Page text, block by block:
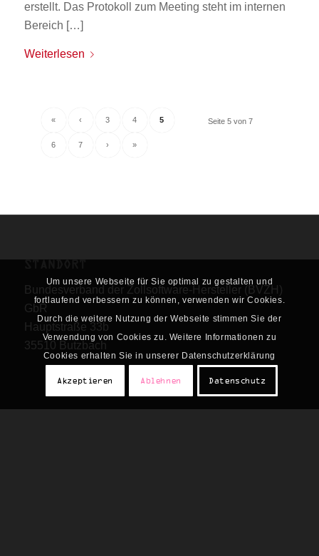
erstellt. Das Protokoll zum Meeting steht im internen
Bereich […]
Weiterlesen
Seite 5 von 7
« ‹ 3 4 5
6 7 › »
STANDORT
Bundesverband der Zollsoftware-Hersteller (BVZH)
GbR
Hauptstraße 33b
35510 Butzbach
Um unsere Webseite für Sie optimal zu gestalten und
fortlaufend verbessern zu können, verwenden wir Cookies.
Durch die weitere Nutzung der Webseite stimmen Sie der
Verwendung von Cookies zu. Weitere Informationen zu
Cookies erhalten Sie in unserer Datenschutzerklärung
Akzeptieren Ablehnen Datenschutz